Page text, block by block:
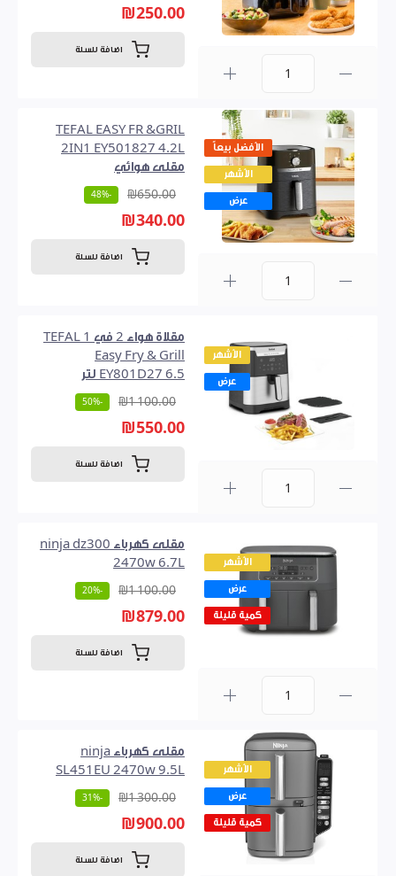
₪250.00
اضافة للسلة
الأفضل بيعاً
الأشهر
عرض
TEFAL EASY FR &GRIL
2IN1 EY501827 4.2L
مقلى هوائي
₪650.00
-48%
₪340.00
اضافة للسلة
الأشهر
عرض
مقلاة هواء 2 في 1 TEFAL
Easy Fry & Grill
EY801D27 6.5 لتر
₪1 100.00
-50%
₪550.00
اضافة للسلة
الأشهر
عرض
كمية قليلة
مقلى كهرباء ninja dz300
2470w 6.7L
₪1 100.00
-20%
₪879.00
اضافة للسلة
الأشهر
عرض
كمية قليلة
مقلى كهرباء ninja
SL451EU 2470w 9.5L
₪1 300.00
-31%
₪900.00
اضافة للسلة